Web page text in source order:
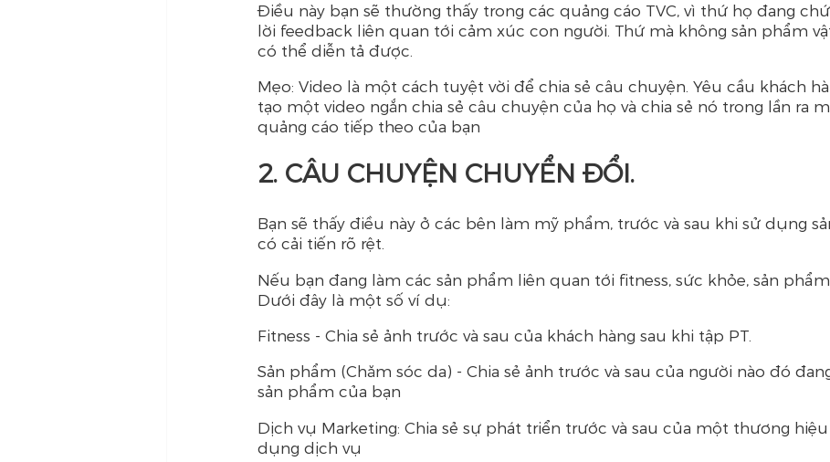
Điều này bạn sẽ thường thấy trong các quảng cáo TVC, vì thứ họ đang
lời feedback liên quan tới cảm xúc con người. Thứ mà không sản phẩm
có thể diễn tả được.
Mẹo: Video là một cách tuyệt vời để chia sẻ câu chuyện. Yêu cầu khách
tạo một video ngắn chia sẻ câu chuyện của họ và chia sẻ nó trong lần ra
quảng cáo tiếp theo của bạn
2. CÂU ​​CHUYỆN CHUYỂN ĐỔI.
Bạn sẽ thấy điều này ở các bên làm mỹ phẩm, trước và sau khi sử dụng
có cải tiến rõ rệt.
Nếu bạn đang làm các sản phẩm liên quan tới fitness, sức khỏe, sản
Dưới đây là một số ví dụ:
Fitness - Chia sẻ ảnh trước và sau của khách hàng sau khi tập PT.
Sản phẩm (Chăm sóc da) - Chia sẻ ảnh trước và sau của người nào đó
sản phẩm của bạn
Dịch vụ Marketing: Chia sẻ sự phát triển trước và sau của một thương
dụng dịch vụ